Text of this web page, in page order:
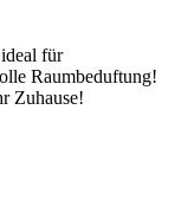
für
Raumbeduftung!
Zuhause!